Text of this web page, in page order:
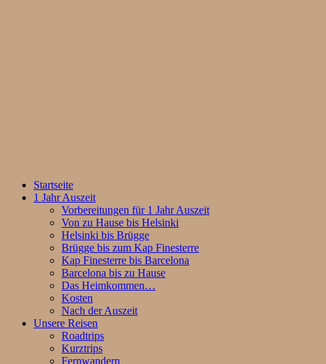
Startseite
1 Jahr Auszeit
Vorbereitungen für 1 Jahr Auszeit
Von zu Hause bis Helsinki
Helsinki bis Brügge
Brügge bis zum Kap Finesterre
Kap Finesterre bis Barcelona
Barcelona bis zu Hause
Das Heimkommen…
Kosten
Nach der Auszeit
Unsere Reisen
Roadtrips
Kurztrips
Fernwandern